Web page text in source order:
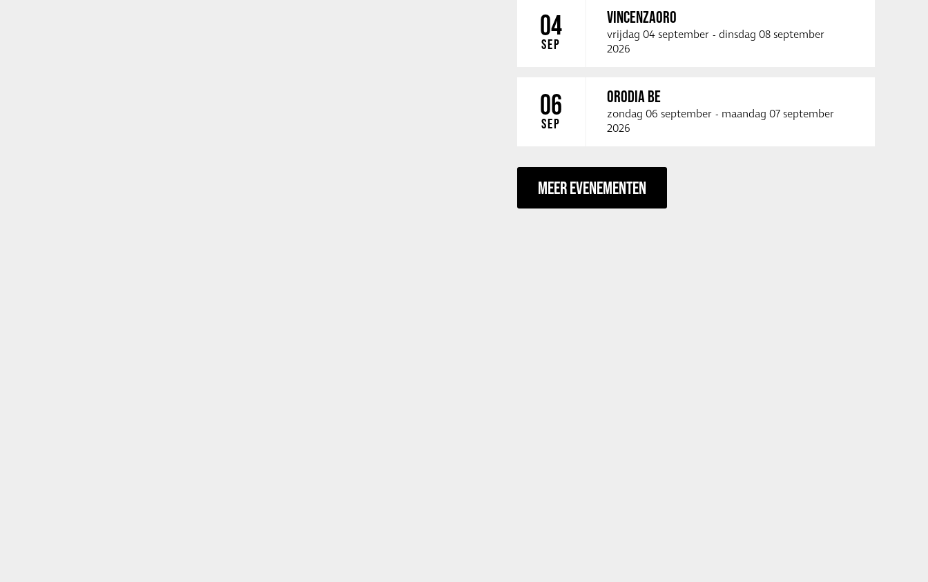
04
SEP
VINCENZAORO
vrijdag 04 september - dinsdag 08 september
2026
06
SEP
ORODIA BE
zondag 06 september - maandag 07 september
2026
MEER EVENEMENTEN